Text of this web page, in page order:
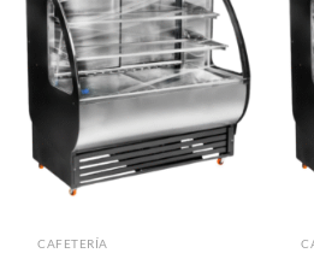
CAFETERÍA